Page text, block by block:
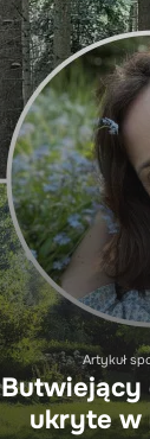
Artykuł
Butwiejący
ukryte w